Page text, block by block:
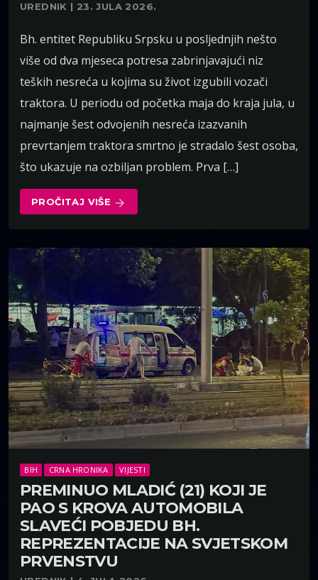
UREDNIK | 23. JULA 2026.
Bh. entitet Republiku Srpsku u posljednjih nešto
više od dva mjeseca potresa zabrinjavajući niz
teških nesreća u kojima su život izgubili vozači
traktora. U periodu od početka maja do kraja jula, u
najmanje šest odvojenih nesreća izazvanih
prevrtanjem traktora smrtno je stradalo šest osoba,
što ukazuje na ozbiljan problem. Prva […]
PROČITAJ VIŠE arrow_forward
BIH CRNA HRONIKA VIJESTI
PREMINUO MLADIĆ (21) KOJI JE
PAO S KROVA AUTOMOBILA
SLAVEĆI POBJEDU BH.
REPREZENTACIJE NA SVJETSKOM
PRVENSTVU